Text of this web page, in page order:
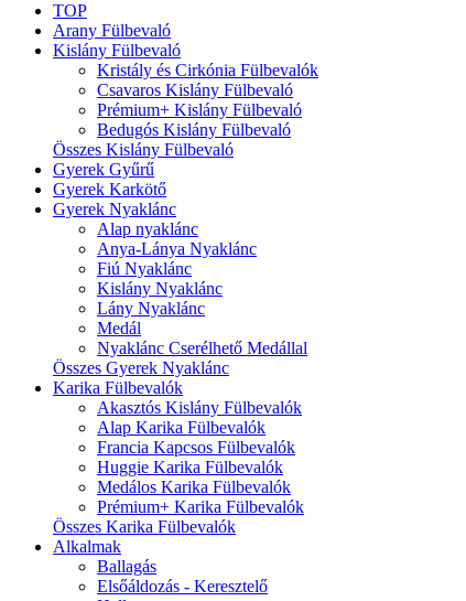
TOP
Arany Fülbevaló
Kislány Fülbevaló
Kristály és Cirkónia Fülbevalók
Csavaros Kislány Fülbevaló
Prémium+ Kislány Fülbevaló
Bedugós Kislány Fülbevaló
Összes Kislány Fülbevaló
Gyerek Gyűrű
Gyerek Karkötő
Gyerek Nyaklánc
Alap nyaklánc
Anya-Lánya Nyaklánc
Fiú Nyaklánc
Kislány Nyaklánc
Lány Nyaklánc
Medál
Nyaklánc Cserélhető Medállal
Összes Gyerek Nyaklánc
Karika Fülbevalók
Akasztós Kislány Fülbevalók
Alap Karika Fülbevalók
Francia Kapcsos Fülbevalók
Huggie Karika Fülbevalók
Medálos Karika Fülbevalók
Prémium+ Karika Fülbevalók
Összes Karika Fülbevalók
Alkalmak
Ballagás
Elsőáldozás - Keresztelő